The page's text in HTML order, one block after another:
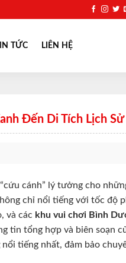
TỨC LIÊN HỆ
Đến Di Tích Lịch Sử
cánh” lý tưởng cho
chỉ nổi tiếng với tốc độ
và các khu vui chơi Bình
tin tổng hợp và biên soạn
nổi tiếng nhất, đảm bảo